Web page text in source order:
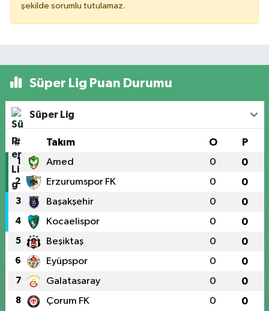
şekilde sorumlu tutulamaz.
Süper Lig Puan Durumu
Süper Lig
# Takım O P
1 Amed 0 0
2 Erzurumspor FK 0 0
3 Başakşehir 0 0
4 Kocaelispor 0 0
5 Beşiktaş 0 0
6 Eyüpspor 0 0
7 Galatasaray 0 0
8 Çorum FK 0 0